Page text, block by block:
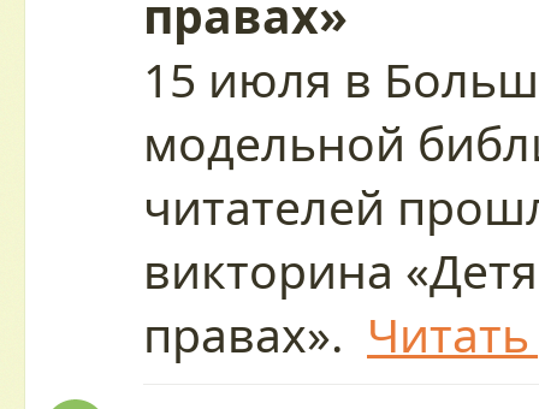
правах»
15 июля в
модельной
читателей
викторина
правах».